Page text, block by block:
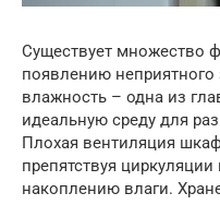
Существует множество
появлению
влажность – одна из
идеальную среду для
Плохая вентиляция
препятствуя
накоплению влаги.